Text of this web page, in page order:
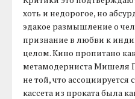
хоть и недорогое, но
эдакое размышление о
признание в любви к
целом. Кино пропитано
метамодерниста Мишеля
не той, что ассоциируется
кассета из проката была